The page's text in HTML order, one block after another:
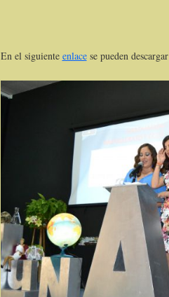
En el siguiente enlacese pueden